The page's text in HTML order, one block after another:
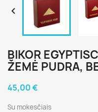

BIKOR
ŽEMĖ PUDRA,
45,00 €
Su mokesčiais